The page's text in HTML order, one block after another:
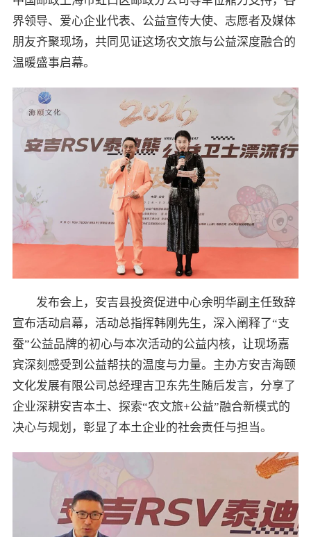
界领导、爱心企业代表、公益宣传大使、志愿者及媒体
朋友齐聚现场，共同见证这场农文旅与公益深度融合的
温暖盛事启幕。
发布会上，安吉县投资促进中心余明华副主任致辞
宣布活动启幕，活动总指挥韩刚先生，深入阐释了“支
蚕”公益品牌的初心与本次活动的公益内核，让现场嘉
宾深刻感受到公益帮扶的温度与力量。主办方安吉海颐
文化发展有限公司总经理吉卫东先生随后发言，分享了
企业深耕安吉本土、探索“农文旅+公益”融合新模式的
决心与规划，彰显了本土企业的社会责任与担当。